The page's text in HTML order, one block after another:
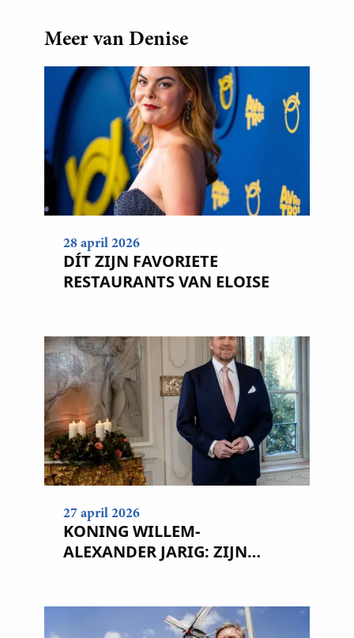
Meer van Denise
28 april 2026
DÍT ZIJN FAVORIETE
RESTAURANTS VAN ELOISE
27 april 2026
KONING WILLEM-
ALEXANDER JARIG: ZIJN